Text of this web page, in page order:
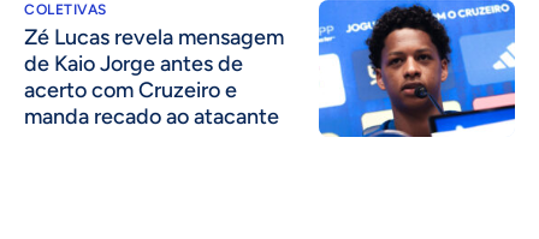
COLETIVAS
Zé Lucas revela mensagem
de Kaio Jorge antes de
acerto com Cruzeiro e
manda recado ao atacante